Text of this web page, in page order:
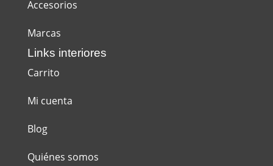
Accesorios
Marcas
Links interiores
Carrito
Mi cuenta
Blog
Quiénes somos